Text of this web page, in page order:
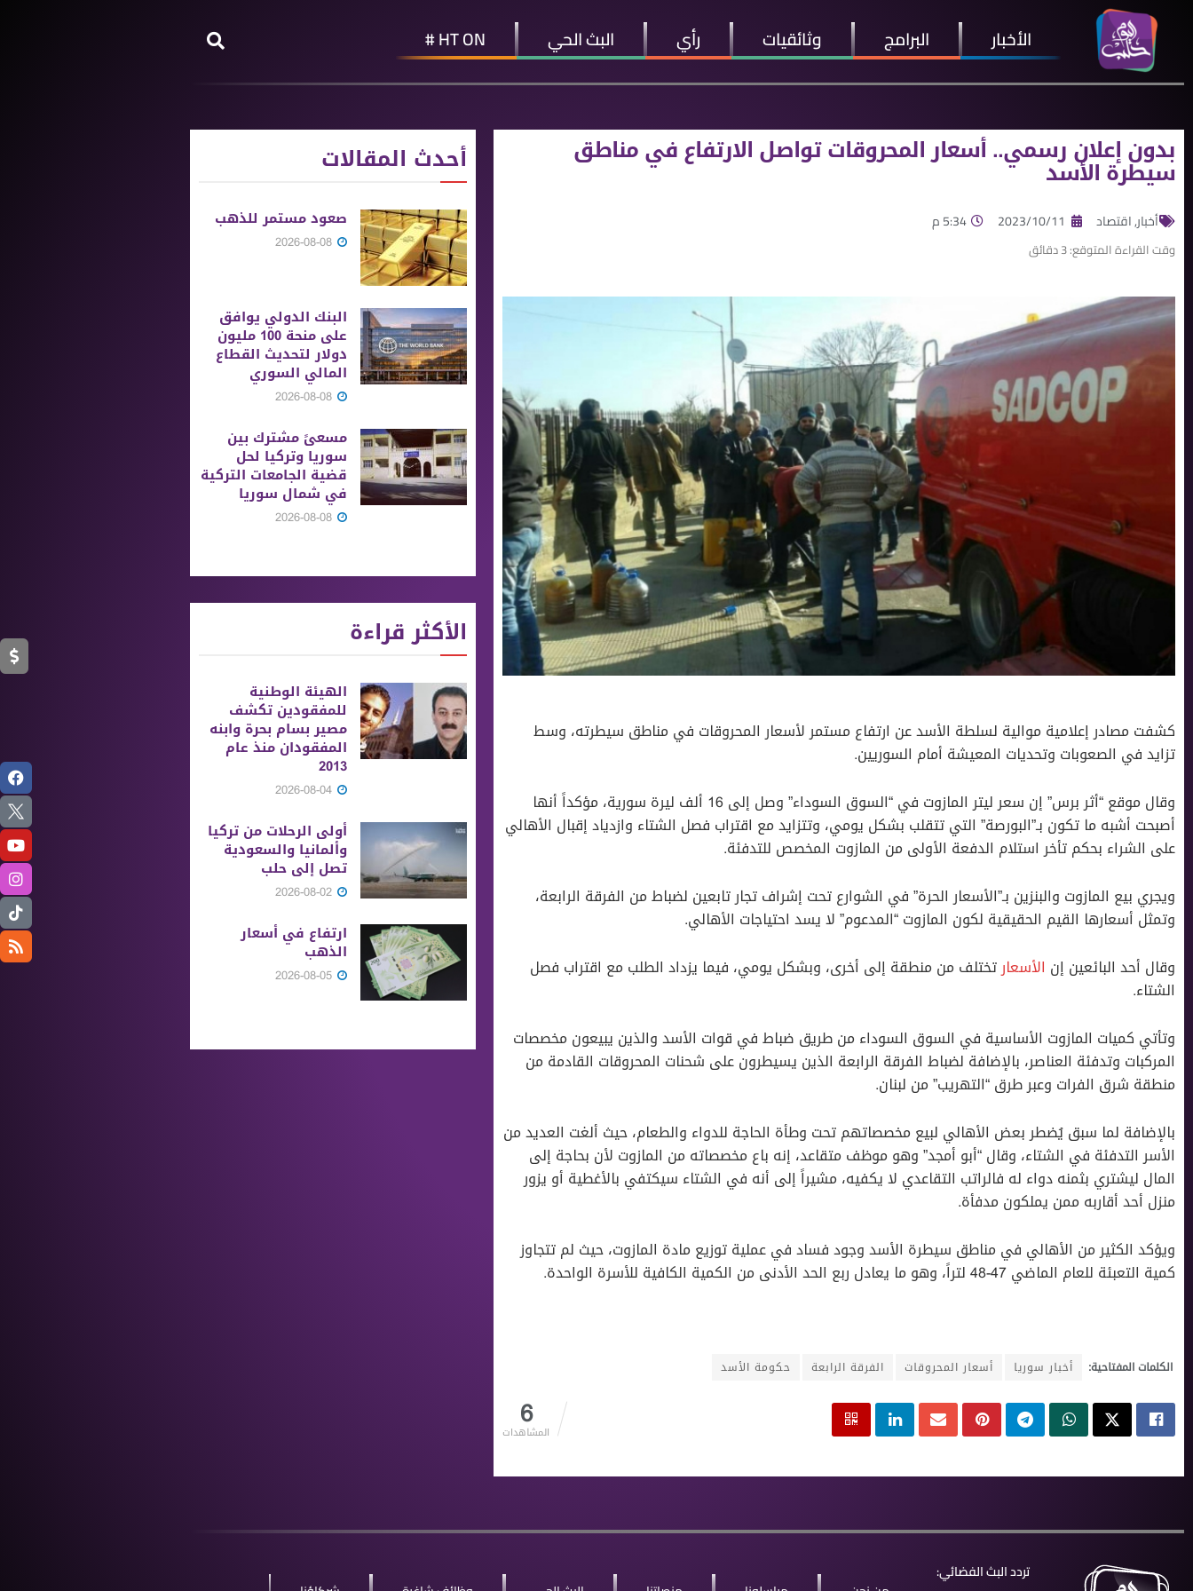
الأخبار البرامج وثائقيات رأي البث الحي HT ON #
بدون إعلان رسمي.. أسعار المحروقات تواصل الارتفاع في مناطق
سيطرة اﻷسد
أخبار,اقتصاد 2023/10/11 5:34 م
وقت القراءة المتوقع:3دقائق
كشفت مصادر إعلامية موالية لسلطة اﻷسد عن ارتفاع مستمر ﻷسعار المحروقات في مناطق سيطرته، وسط
تزايد في الصعوبات وتحديات المعيشة أمام السوريين.
وقال موقع “أثر برس” إن سعر ليتر المازوت في “السوق السوداء” وصل إلى 16 ألف ليرة سورية، مؤكداً أنها
أصبحت أشبه ما تكون بـ”البورصة” التي تتقلب بشكل يومي، وتتزايد مع اقتراب فصل الشتاء وازدياد إقبال الأهالي
على الشراء بحكم تأخر استلام الدفعة الأولى من المازوت المخصص للتدفئة.
ويجري بيع المازوت والبنزين بـ”اﻷسعار الحرة” في الشوارع تحت إشراف تجار تابعين لضباط من الفرقة الرابعة،
وتمثل أسعارها القيم الحقيقية لكون المازوت “المدعوم” لا يسد احتياجات اﻷهالي.
وقال أحد البائعين إن اﻷسعارتختلف من منطقة إلى أخرى، وبشكل يومي، فيما يزداد الطلب مع اقتراب فصل
الشتاء.
وتأتي كميات المازوت اﻷساسية في السوق السوداء من طريق ضباط في قوات اﻷسد والذين يبيعون مخصصات
المركبات وتدفئة العناصر، باﻹضافة لضباط الفرقة الرابعة الذين يسيطرون على شحنات المحروقات القادمة من
منطقة شرق الفرات وعبر طرق “التهريب” من لبنان.
باﻹضافة لما سبق يُضطر بعض اﻷهالي لبيع مخصصاتهم تحت وطأة الحاجة للدواء والطعام، حيث ألغت العديد من
اﻷسر التدفئة في الشتاء، وقال “أبو أمجد” وهو موظف متقاعد، إنه باع مخصصاته من المازوت لأن بحاجة إلى
المال ليشتري بثمنه دواء له فالراتب التقاعدي لا يكفيه، مشيراً إلى أنه في الشتاء سيكتفي بالأغطية أو يزور
منزل أحد أقاربه ممن يملكون مدفأة.
ويؤكد الكثير من الأهالي في مناطق سيطرة اﻷسد وجود فساد في عملية توزيع مادة المازوت، حيث لم تتجاوز
كمية التعبئة للعام الماضي 47-48 لتراً، وهو ما يعادل ربع الحد اﻷدنى من الكمية الكافية للأسرة الواحدة.
الكلمات المفتاحية: أخبار سوريا أسعار المحروقات الفرقة الرابعة حكومة الأسد
6
المشاهدات
أحدث المقالات
صعود مستمر للذهب
البنك الدولي يوافق
على منحة 100 مليون
دولار لتحديث القطاع
المالي السوري
مسعىً مشترك بين
سوريا وتركيا لحل
قضية الجامعات التركية
في شمال سوريا
الأكثر قراءة
الهيئة الوطنية
للمفقودين تكشف
مصير بسام بحرة وابنه
المفقودان منذ عام
2013
أولى الرحلات من ‏تركيا
وألمانيا والسعودية
تصل إلى حلب
ارتفاع في أسعار
الذهب
تردد البث الفضائي: